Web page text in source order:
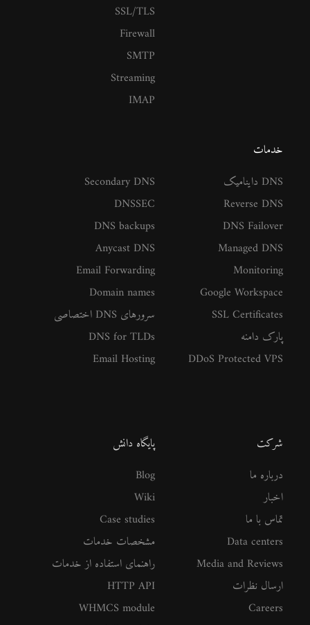
SSL/TLS
Firewall
SMTP
Streaming
IMAP
خدمات
DNS داینامیک
Reverse DNS
DNS Failover
Managed DNS
Monitoring
Google Workspace
SSL Certificates
پارک دامنه
DDoS Protected VPS
Secondary DNS
DNSSEC
DNS backups
Anycast DNS
Email Forwarding
Domain names
سرورهای DNS اختصاصی
DNS for TLDs
Email Hosting
شرکت
درباره ما
اخبار
تماس با ما
Data centers
Media and Reviews
ارسال نظرات
Careers
پایگاه دانش
Blog
Wiki
Case studies
مشخصات خدمات
راهنمای استفاده از خدمات
HTTP API
WHMCS module